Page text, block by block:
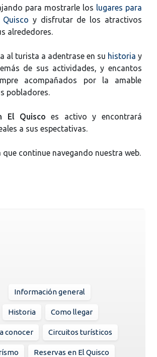
para mostrarle los lugares para
y disfrutar de los atractivos
alrededores.
al turista a adentrase en su historia y
de sus actividades, y encantos
acompañados por la amable
pobladores.
El Quisco es activo y encontrará
a sus espectativas.
continue navegando nuestra web.
Información general
Historia Como llegar
conocer Circuitos turísticos
Reservas en El Quisco